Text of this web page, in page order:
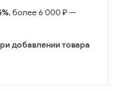
, более 6 000 ₽ —
добавлении товара